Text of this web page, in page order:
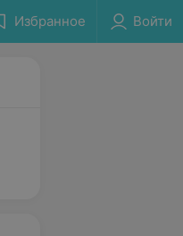
Избранное Войти